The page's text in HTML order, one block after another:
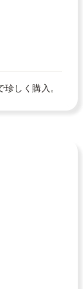
しく購入。